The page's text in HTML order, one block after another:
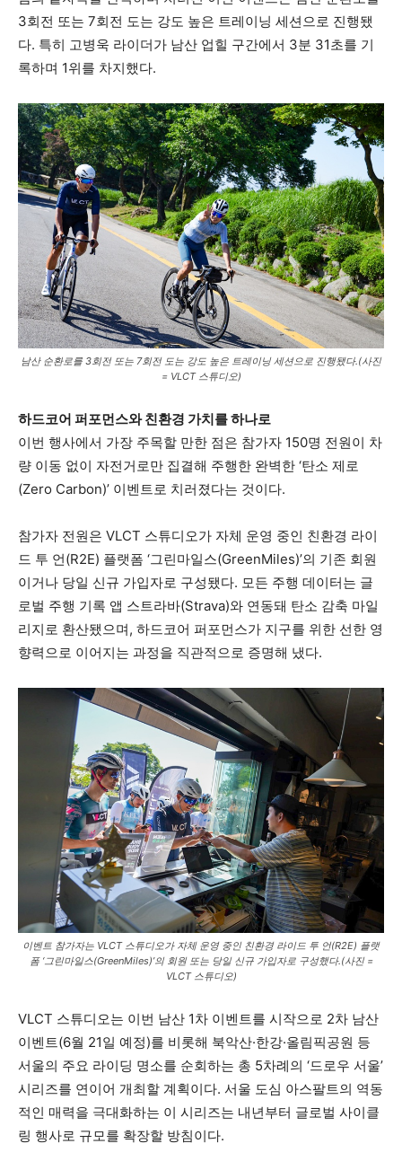
3회전 또는 7회전 도는 강도 높은 트레이닝 세션으로 진행됐
다. 특히 고병욱 라이더가 남산 업힐 구간에서 3분 31초를 기
록하며 1위를 차지했다.
남산 순환로를 3회전 또는 7회전 도는 강도 높은 트레이닝 세션으로 진행됐다.(사진
= VLCT 스튜디오)
하드코어 퍼포먼스와 친환경 가치를 하나로
이번 행사에서 가장 주목할 만한 점은 참가자 150명 전원이 차
량 이동 없이 자전거로만 집결해 주행한 완벽한 ‘탄소 제로
(Zero Carbon)’ 이벤트로 치러졌다는 것이다.
참가자 전원은 VLCT 스튜디오가 자체 운영 중인 친환경 라이
드 투 언(R2E) 플랫폼 ‘그린마일스(GreenMiles)’의 기존 회원
이거나 당일 신규 가입자로 구성됐다. 모든 주행 데이터는 글
로벌 주행 기록 앱 스트라바(Strava)와 연동돼 탄소 감축 마일
리지로 환산됐으며, 하드코어 퍼포먼스가 지구를 위한 선한 영
향력으로 이어지는 과정을 직관적으로 증명해 냈다.
이벤트 참가자는 VLCT 스튜디오가 자체 운영 중인 친환경 라이드 투 언(R2E) 플랫
폼 ‘그린마일스(GreenMiles)’의 회원 또는 당일 신규 가입자로 구성했다.(사진 =
VLCT 스튜디오)
VLCT 스튜디오는 이번 남산 1차 이벤트를 시작으로 2차 남산
이벤트(6월 21일 예정)를 비롯해 북악산·한강·올림픽공원 등
서울의 주요 라이딩 명소를 순회하는 총 5차례의 ‘드로우 서울’
시리즈를 연이어 개최할 계획이다. 서울 도심 아스팔트의 역동
적인 매력을 극대화하는 이 시리즈는 내년부터 글로벌 사이클
링 행사로 규모를 확장할 방침이다.